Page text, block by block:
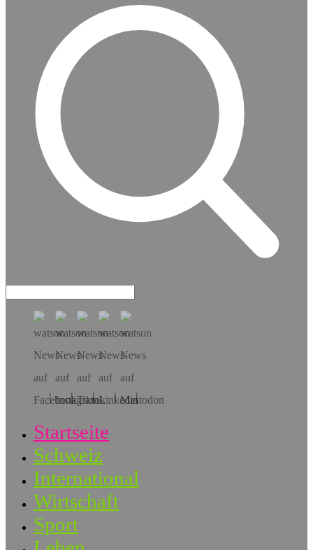
Hol dir die App!
Startseite
Schweiz
International
Wirtschaft
Sport